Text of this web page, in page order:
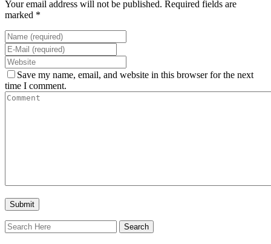
Your email address will not be published. Required fields are
marked *
Save my name, email, and website in this browser for the next
time I comment.